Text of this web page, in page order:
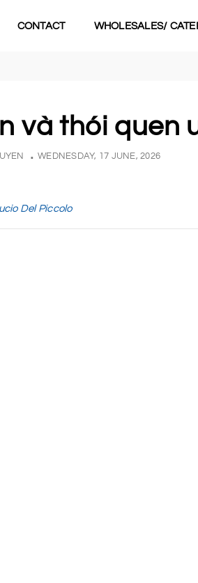
CONTACT WHOLESALES/
và thói quen
WEDNESDAY, 17 JUNE, 2026
Del Piccolo